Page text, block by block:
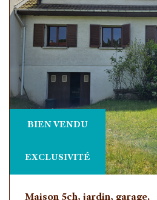
BIEN VENDU
EXCLUSIVITÉ
Maison 5ch, jardin, garage.